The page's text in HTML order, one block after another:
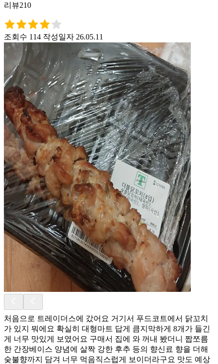
리뷰210
조회수 114 작성일자 26.05.11
처음으로 트레이더스에 갔어요 거기서 푸드코트에서 닭꼬치
가 있지 뭐에요 확실히 대형마트 답게 큼지막하게 8개가 들긴
게 너무 맛있게 보였어요 구매서 집에 와 꺼내 봤더니 짭쪼름
한 간장베이스 양념에 살짝 강한 후추 등의 향신료 향을 더해
숮불향까지 담겨 너무 먹음직스럽게 보이더라구요 맛도 예상